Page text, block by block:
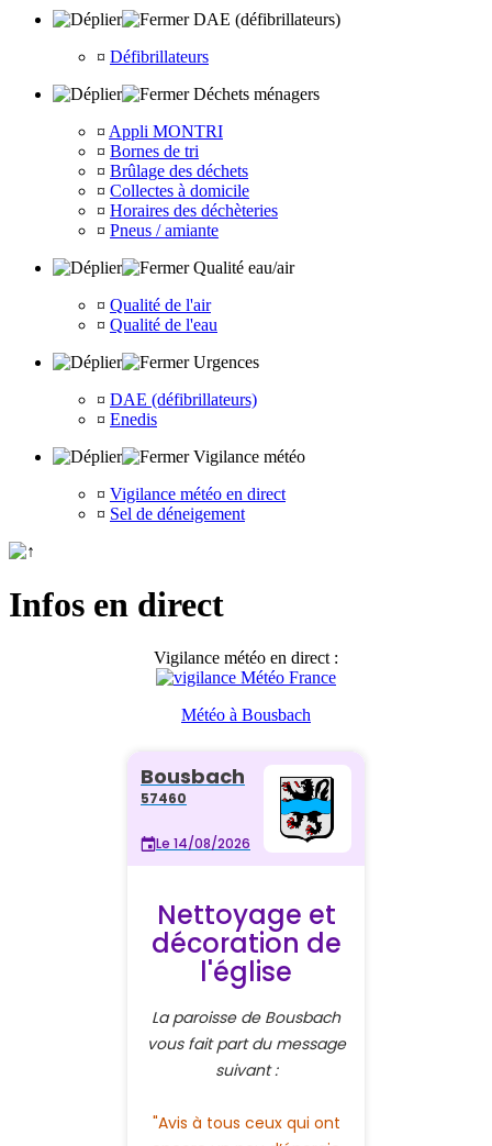
DAE (défibrillateurs)
¤ Défibrillateurs
Déchets ménagers
¤ Appli MONTRI
¤ Bornes de tri
¤ Brûlage des déchets
¤ Collectes à domicile
¤ Horaires des déchèteries
¤ Pneus / amiante
Qualité eau/air
¤ Qualité de l'air
¤ Qualité de l'eau
Urgences
¤ DAE (défibrillateurs)
¤ Enedis
Vigilance météo
¤ Vigilance météo en direct
¤ Sel de déneigement
Infos en direct
Vigilance météo en direct :
Météo à Bousbach